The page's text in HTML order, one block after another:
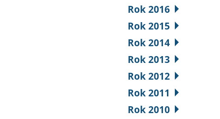
Rok 2016
Rok 2015
Rok 2014
Rok 2013
Rok 2012
Rok 2011
Rok 2010